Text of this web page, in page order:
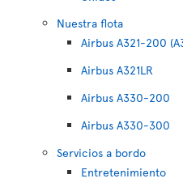
Nuestra flota
Airbus A321-200
Airbus A321LR
Airbus A330-200
Airbus A330-300
Servicios a bordo
Entretenimiento